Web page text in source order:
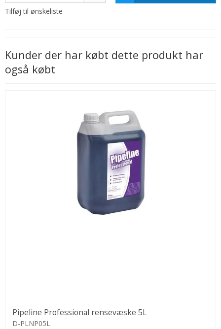
Tilføj til ønskeliste
Kunder der har købt dette produkt har
også købt
Pipeline Professional rensevæske 5L
D-PLNP05L